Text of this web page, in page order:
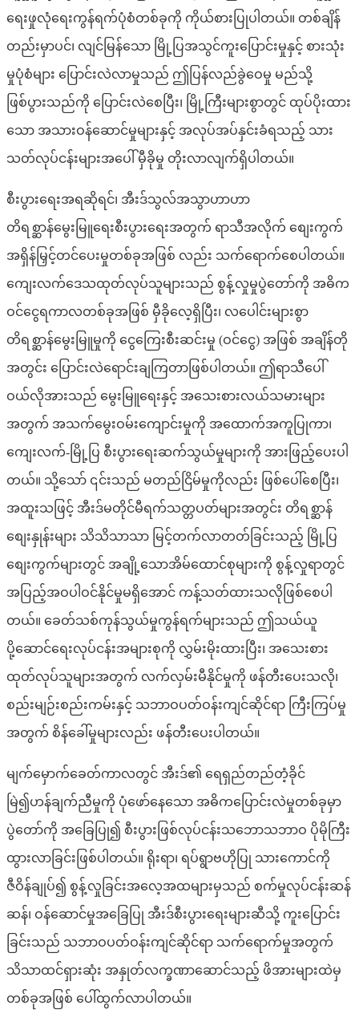
ရေးဖှုလုံရေးကွန်ရက်ပုံစံတစ်ခုကို ကိုယ်စားပြုပါတယ်။ တစ်ချိန်
တည်းမှာပင်၊ လျင်မြန်သော မြို့ပြအသွင်ကူးပြောင်းမှုနှင့် စားသုံး
မှုပုံစံများ ပြောင်းလဲလာမှုသည် ဤပြန်လည်ခွဲဝေမှု မည်သို့
ဖြစ်ပွားသည်ကို ပြောင်းလဲစေပြီး၊ မြို့ကြီးများစွာတွင် ထုပ်ပိုးထား
သော အသားဝန်ဆောင်မှုများနှင့် အလုပ်အပ်နှင်းခံရသည့် သား
သတ်လုပ်ငန်းများအပေါ် မှီခိုမှု တိုးလာလျက်ရှိပါတယ်။
စီးပွားရေးအရဆိုရင်၊ အီးဒ်သွလ်အသွာဟာဟာ
တိရစ္ဆာန်မွေးမြူရေးစီးပွားရေးအတွက် ရာသီအလိုက် စျေးကွက်
အရှိန်မြှင့်တင်ပေးမှုတစ်ခုအဖြစ် လည်း သက်ရောက်စေပါတယ်။
ကျေးလက်ဒေသထုတ်လုပ်သူများသည် စွန့်လှုမှုပွဲတော်ကို အဓိက
ဝင်ငွေရကာလတစ်ခုအဖြစ် မှီခိုလေ့ရှိပြီး၊ လပေါင်းများစွာ
တိရစ္ဆာန်မွေးမြူမှုကို ငွေကြေးစီးဆင်းမှု (ဝင်ငွေ) အဖြစ် အချိန်တို
အတွင်း ပြောင်းလဲရောင်းချကြတာဖြစ်ပါတယ်။ ဤရာသီပေါ်
ဝယ်လိုအားသည် မွေးမြူရေးနှင့် အသေးစားလယ်သမားများ
အတွက် အသက်မွေးဝမ်းကျောင်းမှုကို အထောက်အကူပြုကာ၊
ကျေးလက်-မြို့ပြ စီးပွားရေးဆက်သွယ်မှုများကို အားဖြည့်ပေးပါ
တယ်။ သို့သော် ၎င်းသည် မတည်ငြိမ်မှုကိုလည်း ဖြစ်ပေါ်စေပြီး၊
အထူးသဖြင့် အီးဒ်မတိုင်မီရက်သတ္တပတ်များအတွင်း တိရစ္ဆာန်
စျေးနှုန်းများ သိသိသာသာ မြင့်တက်လာတတ်ခြင်းသည့် မြို့ပြ
စျေးကွက်များတွင် အချို့သောအိမ်ထောင်စုများကို စွန့်လှုရာတွင်
အပြည့်အဝပါဝင်နိုင်မှုမရှိအောင် ကန့်သတ်ထားသလိုဖြစ်စေပါ
တယ်။ ခေတ်သစ်ကုန်သွယ်မှုကွန်ရက်များသည် ဤသယ်ယူ
ပို့ဆောင်ရေးလုပ်ငန်းအများစုကို လွှမ်းမိုးထားပြီး၊ အသေးစား
ထုတ်လုပ်သူများအတွက် လက်လှမ်းမီနိုင်မှုကို ဖန်တီးပေးသလို၊
စည်းမျဉ်းစည်းကမ်းနှင့် သဘာဝပတ်ဝန်းကျင်ဆိုင်ရာ ကြီးကြပ်မှု
အတွက် စိန်ခေါ်မှုများလည်း ဖန်တီးပေးပါတယ်။
မျက်မှောက်ခေတ်ကာလတွင် အီးဒ်၏ ရေရှည်တည်တံ့ခိုင်
မြဲ၍ဟန်ချက်ညီမှုကို ပုံဖော်နေသော အဓိကပြောင်းလဲမှုတစ်ခုမှာ
ပွဲတော်ကို အခြေပြု၍ စီးပွားဖြစ်လုပ်ငန်းသဘောသဘာဝ ပိုမိုကြီး
ထွားလာခြင်းဖြစ်ပါတယ်။ ရိုးရာ၊ ရပ်ရွာဗဟိုပြု သားကောင်ကို
ဇီဝိန်ချုပ်၍ စွန့်လှုခြင်းအလေ့အထများမှသည် စက်မှုလုပ်ငန်းဆန်
ဆန်၊ ဝန်ဆောင်မှုအခြေပြု အီးဒ်စီးပွားရေးများဆီသို့ ကူးပြောင်း
ခြင်းသည် သဘာဝပတ်ဝန်းကျင်ဆိုင်ရာ သက်ရောက်မှုအတွက်
သိသာထင်ရှားဆုံး အနှုတ်လက္ခဏာဆောင်သည့် ဖိအားများထဲမှ
တစ်ခုအဖြစ် ပေါ်ထွက်လာပါတယ်။